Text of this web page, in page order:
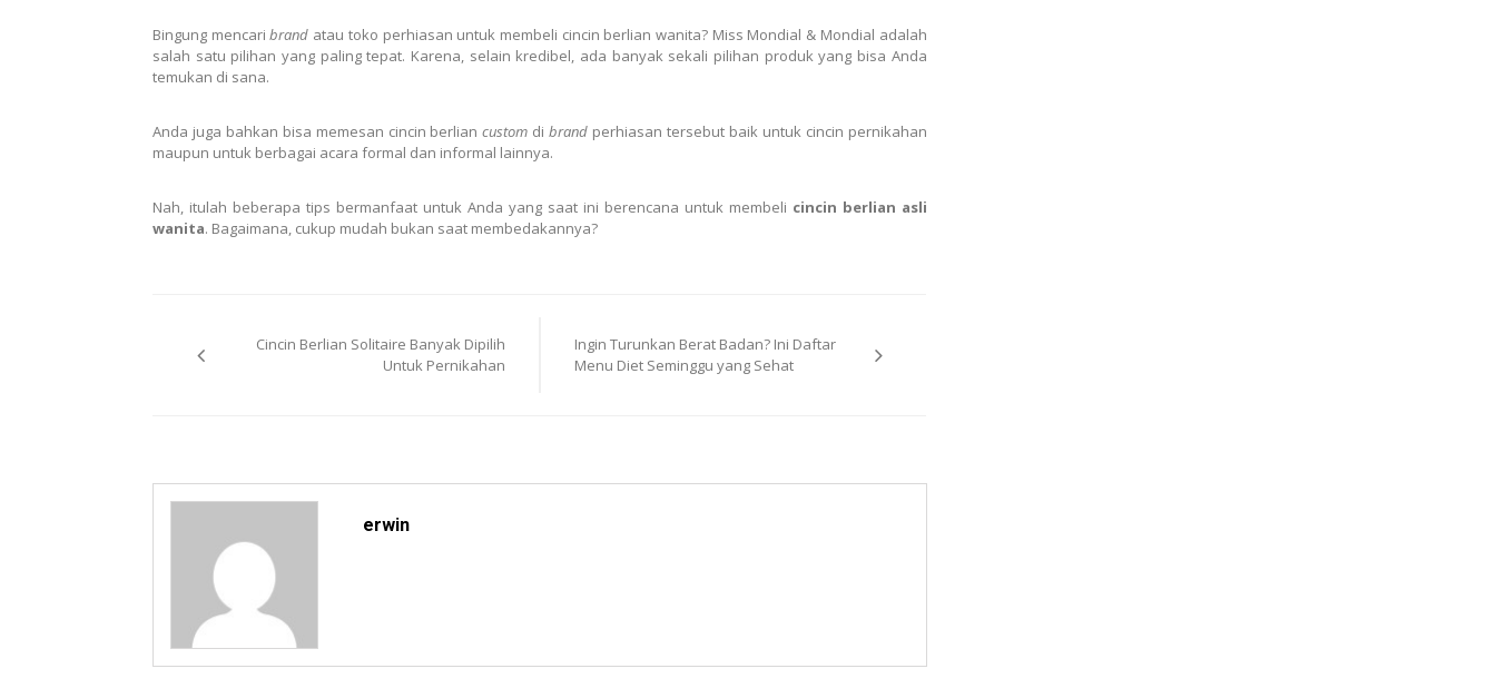
Bingung mencaribrand atau toko perhiasan untuk membeli cincin berlian wanita? Miss Mondial & Mondial adalah
salah satu pilihan yang paling tepat. Karena, selain kredibel, ada banyak sekali pilihan produk yang bisa Anda
temukan di sana.
Anda juga bahkan bisa memesan cincin berliancustom dibrand perhiasan tersebut baik untuk cincin pernikahan
maupun untuk berbagai acara formal dan informal lainnya.
Nah, itulah beberapa tips bermanfaat untuk Anda yang saat ini berencana untuk membeli cincin berlian asli
wanita. Bagaimana, cukup mudah bukan saat membedakannya?
navigation
Cincin Berlian Solitaire Banyak Dipilih
Untuk Pernikahan
Ingin Turunkan Berat Badan? Ini Daftar
Menu Diet Seminggu yang Sehat
erwin